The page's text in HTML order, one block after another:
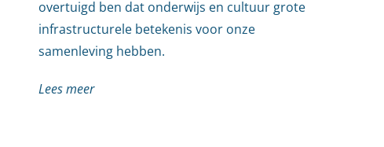
overtuigd ben dat onderwijs en cultuur grote
infrastructurele betekenis voor onze
samenleving hebben.
Lees meer